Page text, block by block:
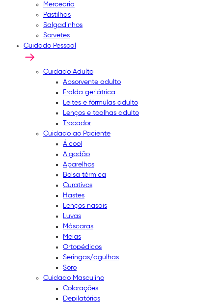
Mercearia
Pastilhas
Salgadinhos
Sorvetes
Cuidado Pessoal
Cuidado Adulto
Absorvente adulto
Fralda geriátrica
Leites e fórmulas adulto
Lenços e toalhas adulto
Trocador
Cuidado ao Paciente
Álcool
Algodão
Aparelhos
Bolsa térmica
Curativos
Hastes
Lenços nasais
Luvas
Máscaras
Meias
Ortopédicos
Seringas/agulhas
Soro
Cuidado Masculino
Colorações
Depilatórios